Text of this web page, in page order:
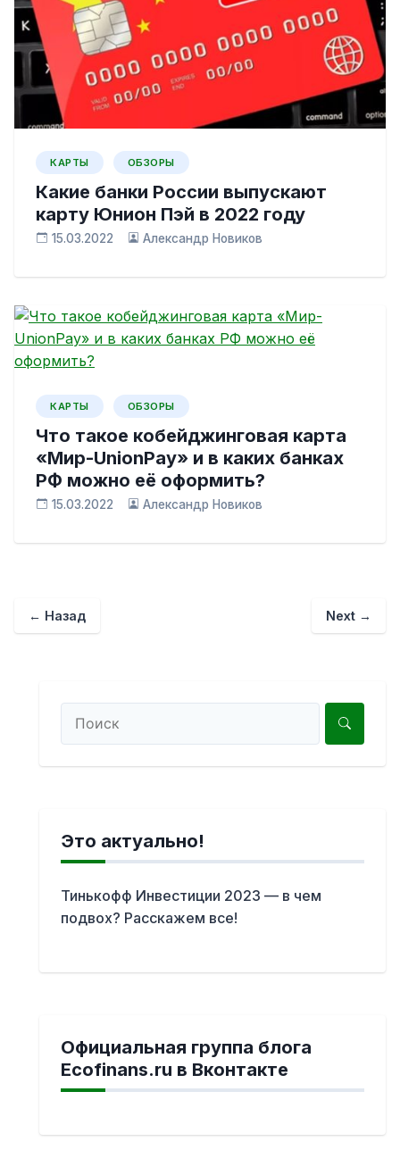
КАРТЫ ОБЗОРЫ
Какие банки России выпускают
карту Юнион Пэй в 2022 году
15.03.2022 Александр Новиков
КАРТЫ ОБЗОРЫ
Что такое кобейджинговая карта
«Мир-UnionPay» и в каких банках
РФ можно её оформить?
15.03.2022 Александр Новиков
← Назад Next →
Это актуально!
Тинькофф Инвестиции 2023 — в чем
подвох? Расскажем все!
Официальная группа блога
Ecofinans.ru в Вконтакте